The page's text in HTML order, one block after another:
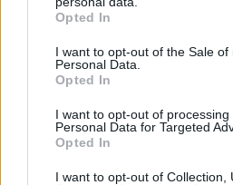
grant or deny consent to Google
use your data for below specified
consent section.
Opted In
I want to opt-out of the Sale of
Personal Data.
Opted In
I want to opt-out of processing
Personal Data for Targeted
Opted In
I want to opt-out of Collection,
φοιτητές
Η Smart φοιτητική κατοικία στην
03.08.2026, 10:56
Διασκεδάζουμε υπεύθυνα,
29.07.2026, 09:39